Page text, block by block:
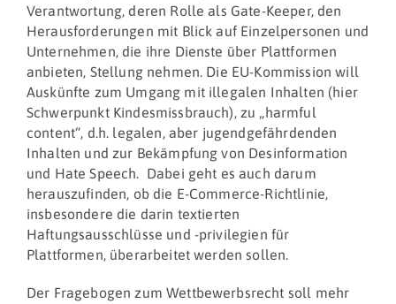
Verantwortung, deren Rolle als Gate-Keeper, den
Herausforderungen mit Blick auf Einzelpersonen und
Unternehmen, die ihre Dienste über Plattformen
anbieten, Stellung nehmen. Die EU-Kommission will
Auskünfte zum Umgang mit illegalen Inhalten (hier
Schwerpunkt Kindesmissbrauch), zu „harmful
content“, d.h. legalen, aber jugendgefährdenden
Inhalten und zur Bekämpfung von Desinformation
und Hate Speech. Dabei geht es auch darum
herauszufinden, ob die E-Commerce-Richtlinie,
insbesondere die darin textierten
Haftungsausschlüsse und -privilegien für
Plattformen, überarbeitet werden sollen.
Der Fragebogen zum Wettbewerbsrecht soll mehr